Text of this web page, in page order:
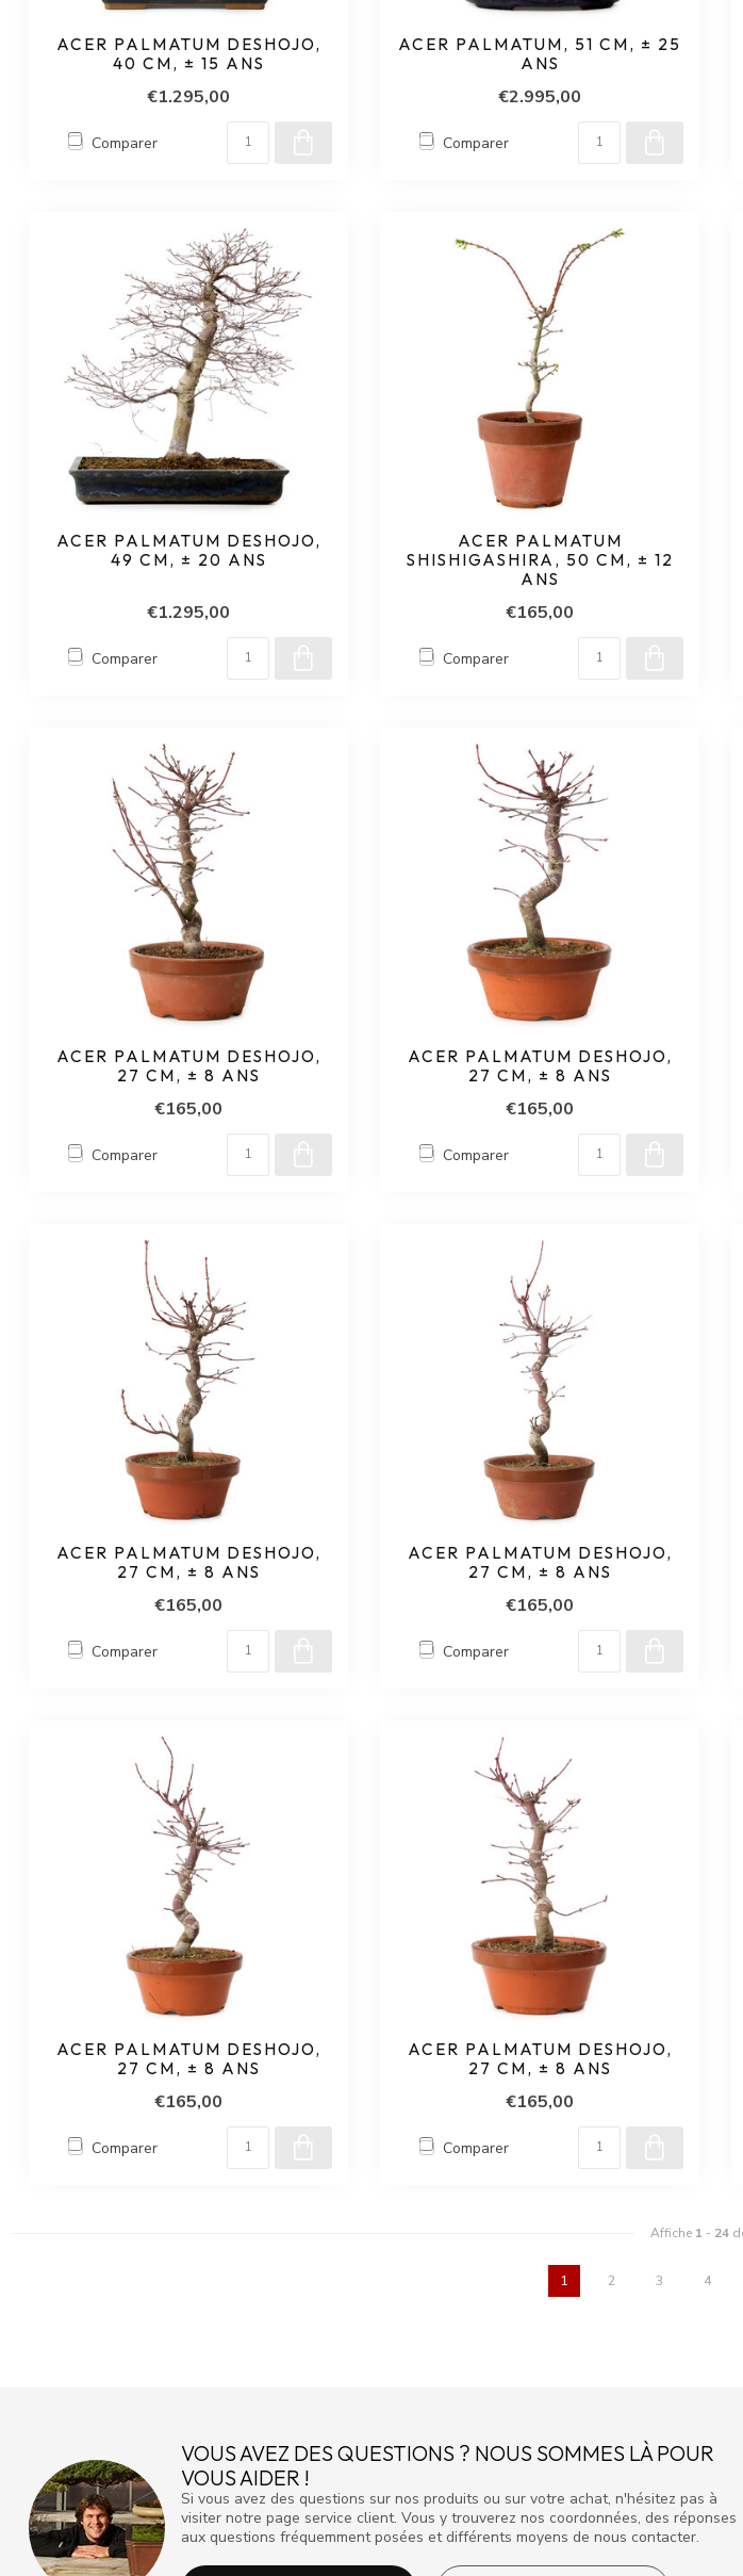
ACER PALMATUM DESHOJO,
40 CM, ± 15 ANS
€1.295,00
Comparer
ACER PALMATUM, 51 CM, ± 25
ANS
€2.995,00
Comparer
ACER PALMATUM DESHOJO,
49 CM, ± 20 ANS
€1.295,00
Comparer
ACER PALMATUM
SHISHIGASHIRA, 50 CM, ± 12
ANS
€165,00
Comparer
ACER PALMATUM DESHOJO,
27 CM, ± 8 ANS
€165,00
Comparer
ACER PALMATUM DESHOJO,
27 CM, ± 8 ANS
€165,00
Comparer
ACER PALMATUM DESHOJO,
27 CM, ± 8 ANS
€165,00
Comparer
ACER PALMATUM DESHOJO,
27 CM, ± 8 ANS
€165,00
Comparer
ACER PALMATUM DESHOJO,
27 CM, ± 8 ANS
€165,00
Comparer
ACER PALMATUM DESHOJO,
27 CM, ± 8 ANS
€165,00
Comparer
Affiche 1 - 24
1 2 3 4
VOUS AVEZ DES QUESTIONS ? NOUS SOMMES LÀ POUR
VOUS AIDER !
Si vous avez des questions sur nos produits ou sur votre achat, n'hésitez pas à
visiter notre page service client. Vous y trouverez nos coordonnées, des réponses
aux questions fréquemment posées et différents moyens de nous contacter.